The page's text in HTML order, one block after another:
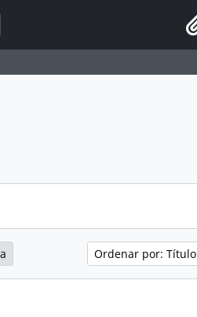
na página de navegação
Ordenar por: Título